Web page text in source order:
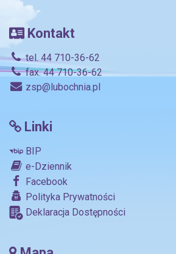
Kontakt
tel. 44 710-36-62
fax. 44 710-36-62
zsp@lubochnia.pl
Linki
BIP
e-Dziennik
Facebook
Polityka Prywatności
Deklaracja Dostępności